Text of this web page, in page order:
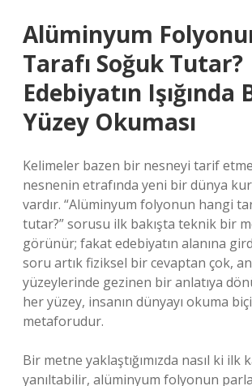
Alüminyum
Tarafı Soğuk Tutar?
Edebiyatın Işığında
Yüzey Okuması
Kelimeler bazen bir nesneyi tarif
nesnenin etrafında yeni bir dünya
vardır. “Alüminyum folyonun hangi
tutar?” sorusu ilk bakışta teknik bir
görünür; fakat edebiyatın alanına
soru artık fiziksel bir cevaptan çok,
yüzeylerinde gezinen bir anlatıya
her yüzey, insanın dünyayı okuma
metaforudur.
Bir metne yaklaştığımızda nasıl ki ilk
yanıltabilir, alüminyum folyonun